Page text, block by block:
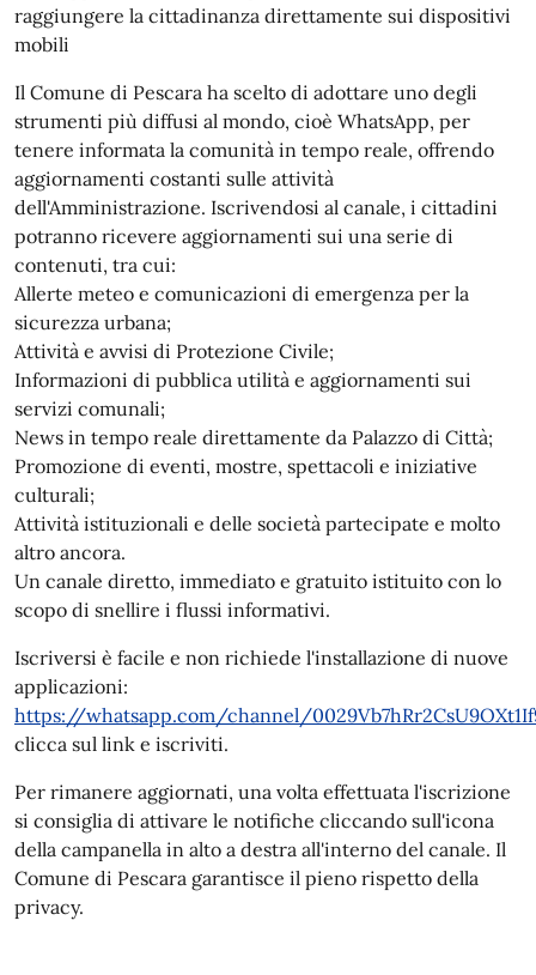
raggiungere la cittadinanza direttamente sui dispositivi
mobili
Il Comune di Pescara ha scelto di adottare uno degli
strumenti più diffusi al mondo, cioè WhatsApp, per
tenere informata la comunità in tempo reale, offrendo
aggiornamenti costanti sulle attività
dell'Amministrazione. Iscrivendosi al canale, i cittadini
potranno ricevere aggiornamenti sui una serie di
contenuti, tra cui:
Allerte meteo e comunicazioni di emergenza per la
sicurezza urbana;
Attività e avvisi di Protezione Civile;
Informazioni di pubblica utilità e aggiornamenti sui
servizi comunali;
News in tempo reale direttamente da Palazzo di Città;
Promozione di eventi, mostre, spettacoli e iniziative
culturali;
Attività istituzionali e delle società partecipate e molto
altro ancora.
Un canale diretto, immediato e gratuito istituito con lo
scopo di snellire i flussi informativi.
Iscriversi è facile e non richiede l'installazione di nuove
applicazioni:
https://whatsapp.com/channel/
clicca sul link e iscriviti.
Per rimanere aggiornati, una volta effettuata l'iscrizione
si consiglia di attivare le notifiche cliccando sull'icona
della campanella in alto a destra all'interno del canale. Il
Comune di Pescara garantisce il pieno rispetto della
privacy.